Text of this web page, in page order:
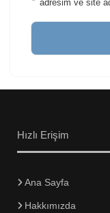
adresim ve site
Hızlı Erişim
Ana Sayfa
Hakkımızda